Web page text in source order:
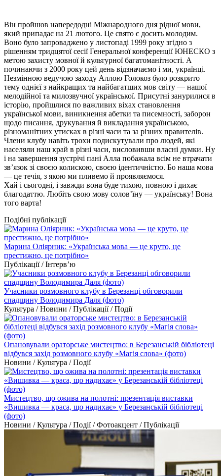
Він пройшов напередодні Міжнародного дня рідної мови,
який припадає на 21 лютого. Це свято є досить молодим.
Воно було запроваджено у листопаді 1999 року згідно з
рішенням тридцятої сесії Генеральної конференції ЮНЕСКО з
метою захисту мовної й культурної багатоманітності. А
починаючи з 2000 року цей день відзначаємо і ми, українці.
Незмінною ведучою заходу Аллою Голокоз було розкрито
тему однієї з найкращих та найбагатших мов світу — нашої
мелодійної та милозвучної української. Присутні занурилися в
історію, пройшлися по важливих віхах становлення
української мови, виникнення абетки та писемності, заборон
щодо писання, друкування й викладання українською,
різноманітних утисках в різні часи та за різних правителів.
Члени клубу навіть трохи подискутували про людей, які
населяли наш край в різні часи, висловивши власні думки. Ну
і на завершення зустрічі пані Алла побажала всім не втрачати
зв’язок зі своєю колискою, своєю ідентичністю. Бо наша мова
— це течія, з якою ми пливемо й проявляємося.
Хай і сьогодні, і завжди вона буде тихою, повною і дихає
благодаттю. Любіть свою мову солов’їну — українську! Вона
того варта!
Подібні публікації
Марина Оліярник: «Українська мова — це круто, це
престижно, це потрібно»
Публікації / Інтерв’ю
Учасники розмовного клубу в Березанці обговорили
спадщину Володимира Даля (фото)
Культура / Новини / Публікації / Події
Опановували ораторське мистецтво: в Березанській бібліотеці
відбувся захід розмовного клубу «Магія слова» (фото)
Новини / Культура / Події
Мистецтво, що ожива на полотні: презентація виставки
«Вишивка — краса, що надихає» у Березанській бібліотеці
(фото)
Новини / Культура / Події / Фотоакцент / Публікації